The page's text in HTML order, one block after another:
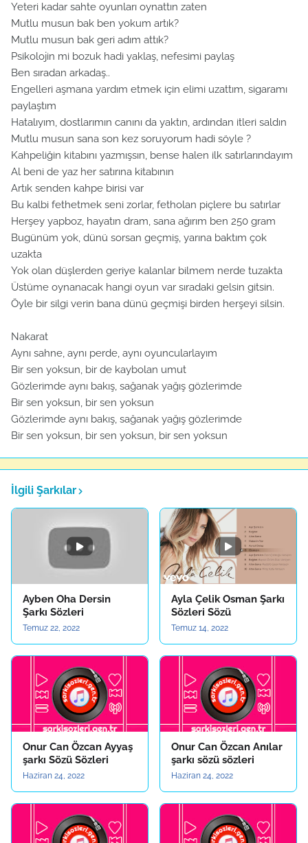
Yeteri kadar sahte oyunları oynattın zaten
Mutlu musun bak ben yokum artık?
Mutlu musun bak geri adım attık?
Psikolojin mi bozuk hadi yaklaş, nefesimi paylaş
Ben sıradan arkadaş..
Engelleri aşmana yardım etmek için elimi uzattım, sigaramı
paylaştım
Hatalıyım, dostlarımın canını da yaktın, ardından itleri saldın
Mutlu musun sana son kez soruyorum hadi söyle ?
Kahpeliğin kitabını yazmışsın, bense halen ilk satırlarındayım
Al beni de yaz her satırına kitabının
Artık senden kahpe birisi var
Bu kalbi fethetmek seni zorlar, fetholan piçlere bu satırlar
Herşey yapboz, hayatın dram, sana ağırım ben 250 gram
Bugünüm yok, dünü sorsan geçmiş, yarına baktım çok
uzakta
Yok olan düşlerden geriye kalanlar bilmem nerde tuzakta
Üstüme oynanacak hangi oyun var sıradaki gelsin gitsin.
Öyle bir silgi verin bana dünü geçmişi birden herşeyi silsin.
Nakarat
Aynı sahne, aynı perde, aynı oyuncularlayım
Bir sen yoksun, bir de kaybolan umut
Gözlerimde aynı bakış, sağanak yağış gözlerimde
Bir sen yoksun, bir sen yoksun
Gözlerimde aynı bakış, sağanak yağış gözlerimde
Bir sen yoksun, bir sen yoksun, bir sen yoksun
İlgili Şarkılar
Ayben Oha Dersin
Şarkı Sözleri
Temuz 22, 2022
Ayla Çelik Osman Şarkı
Sözleri Sözü
Temuz 14, 2022
Onur Can Özcan Ayyaş
şarkı Sözü Sözleri
Haziran 24, 2022
Onur Can Özcan Anılar
şarkı sözü sözleri
Haziran 24, 2022